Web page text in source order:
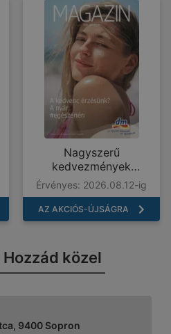
Nagyszerű
kedvezmények
kiválasztott termékekre
Érvényes: 2026.08.12-ig
AZ AKCIÓS-ÚJSÁGRA
Hozzád közel
9400 Sopron